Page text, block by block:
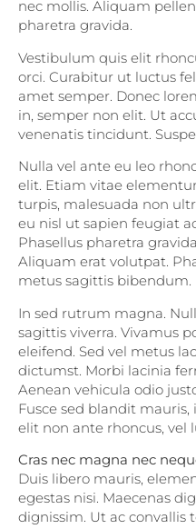
nec mollis. Aliquam
pharetra gravida.
Vestibulum quis elit
orci. Curabitur ut luctus
amet semper. Donec
in, semper non elit. Ut
venenatis tincidunt.
Nulla vel ante eu leo
elit. Etiam vitae
turpis, malesuada non
eu nisl ut sapien feugiat
Phasellus pharetra
Aliquam erat volutpat.
metus sagittis bibendum.
In sed rutrum magna.
sagittis viverra. Vivamus
eleifend. Sed vel metus
dictumst. Morbi lacinia
Aenean vehicula odio
Fusce sed blandit
elit non ante rhoncus, vel
Cras nec magna nec
Duis libero mauris,
egestas nisi. Maecenas
dignissim. Ut ac convallis